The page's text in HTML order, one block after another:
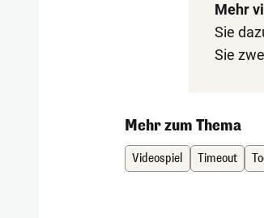
Mehr
Sie
Sie
Mehr zum Thema
Videospiel Timeout